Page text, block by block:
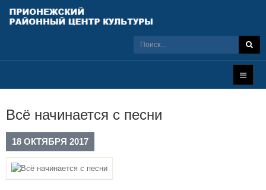
Всё начинается с песни
18 ОКТЯБРЯ 2017